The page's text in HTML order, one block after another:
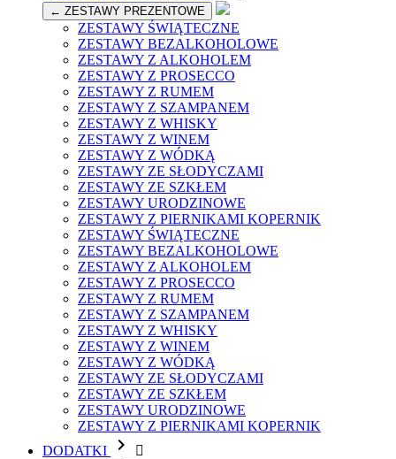
← ZESTAWY PREZENTOWE
ZESTAWY ŚWIĄTECZNE
ZESTAWY BEZALKOHOLOWE
ZESTAWY Z ALKOHOLEM
ZESTAWY Z PROSECCO
ZESTAWY Z RUMEM
ZESTAWY Z SZAMPANEM
ZESTAWY Z WHISKY
ZESTAWY Z WINEM
ZESTAWY Z WÓDKĄ
ZESTAWY ZE SŁODYCZAMI
ZESTAWY ZE SZKŁEM
ZESTAWY URODZINOWE
ZESTAWY Z PIERNIKAMI KOPERNIK
ZESTAWY ŚWIĄTECZNE
ZESTAWY BEZALKOHOLOWE
ZESTAWY Z ALKOHOLEM
ZESTAWY Z PROSECCO
ZESTAWY Z RUMEM
ZESTAWY Z SZAMPANEM
ZESTAWY Z WHISKY
ZESTAWY Z WINEM
ZESTAWY Z WÓDKĄ
ZESTAWY ZE SŁODYCZAMI
ZESTAWY ZE SZKŁEM
ZESTAWY URODZINOWE
ZESTAWY Z PIERNIKAMI KOPERNIK
DODATKI
 